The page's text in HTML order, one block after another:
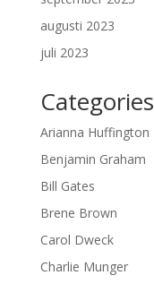
augusti 2023
juli 2023
Categories
Arianna Huffington
Benjamin Graham
Bill Gates
Brene Brown
Carol Dweck
Charlie Munger